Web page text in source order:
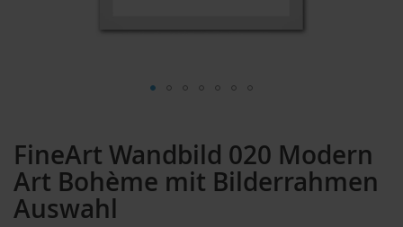
FineArt Wandbild 020 Modern
Art Bohème mit Bilderrahmen
Auswahl
der
Bildergalerie
springen